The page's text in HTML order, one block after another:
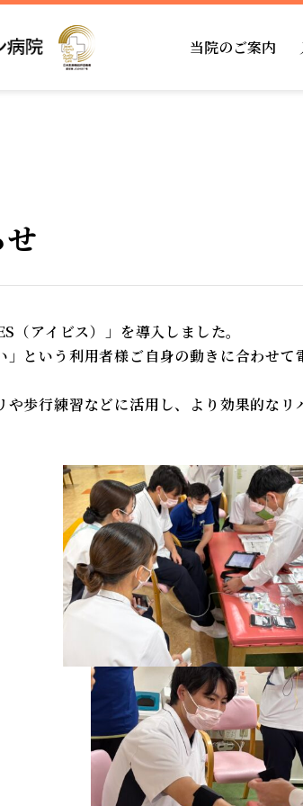
当院のご案内
アイビス）」を導入しました。
」という利用者様ご自身の動きに合わせ
歩行練習などに活用し、より効果的なリ